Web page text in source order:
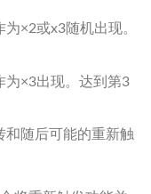
×2或x3随机出现。
为×3出现。达到第3
和随后可能的重新触